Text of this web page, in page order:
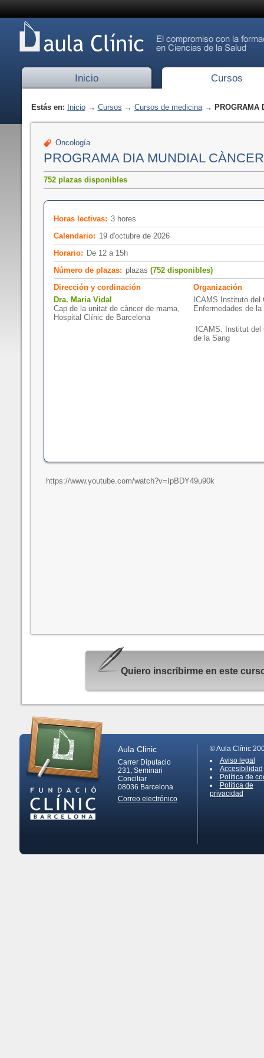
Inicio Cursos
Estás en: Inicio→ Cursos → Cursos de medicina→ PROGRAMA
Oncología
PROGRAMA DIA MUNDIAL
752 plazas disponibles
Horas lectivas: 3 hores
Calendario: 19 d'octubre de 2026
Horario: De 12 a 15h
Número de plazas: plazas (752 disponibles)
Dirección y cordinación
Dra. Maria Vidal
Cap de la unitat de càncer de mama,
Hospital Clínic de Barcelona
Organización
ICAMS Instituto del
Enfermedades de
ICAMS. Institut del
de la Sang
https://www.youtube.com/watch?v=IpBDY49u90k
Quiero inscribirme en este
Aula Clinic
Carrer Diputacio
231, Seminari
Conciliar
08036 Barcelona
Correo electrónico
© Aula Clínic
Aviso legal
Accesibilidad
Política de
Política de
privacidad